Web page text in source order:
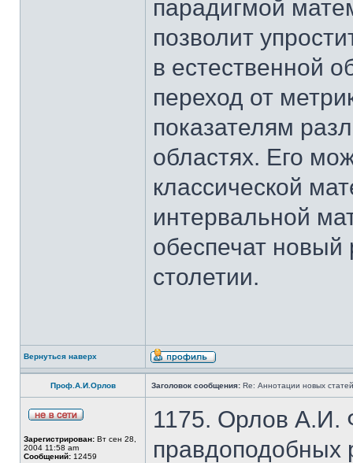
парадигмой
позволит
в естественной
переход от
показателям
областях. Его
классической
интервальной
обеспечат новый
столетии.
Вернуться наверх
Проф.А.И.Орлов Заголовок сообщения: Re: Аннотации новых
Зарегистрирован: Вт сен 28,
2004 11:58 am
Сообщений: 12459
1175. Орлов А.И.
правдоподобных